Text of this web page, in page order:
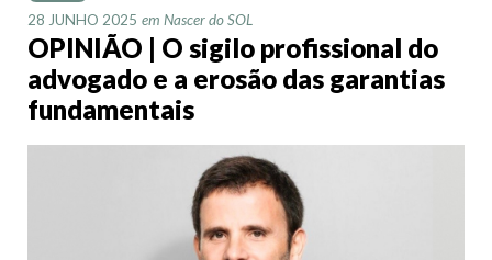
28 JUNHO 2025 em Nascer do SOL
OPINIÃO | O sigilo profissional do
advogado e a erosão das garantias
fundamentais